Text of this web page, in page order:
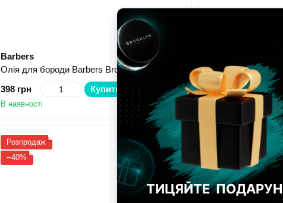
Barbers
Олія для бороди Barbers Brooklyn 30 мл
398 грн
Купити
В наявності
Олія для бороди
398 грн
В наявності
Розпродаж
−40%
Розпродаж
−40%